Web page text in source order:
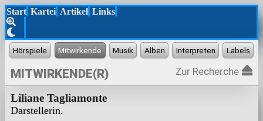
Start Kartei Artikel Links
MITWIRKENDE(R) Zur Recherche
Liliane Tagliamonte
Darstellerin.